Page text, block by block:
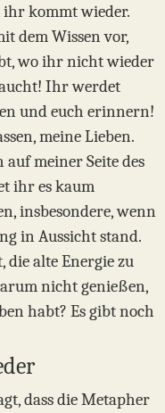
ihr kommt wieder.
dem Wissen vor,
wo ihr nicht wieder
Ihr werdet
und euch erinnern!
meine Lieben.
auf meiner Seite des
ihr es kaum
insbesondere, wenn
in Aussicht stand.
alte Energie zu
nicht genießen,
habt? Es gibt noch
dass die Metapher